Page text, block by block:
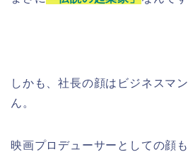
しかも、社長の顔はビジネスマ
ん。
映画プロデューサーとしての顔